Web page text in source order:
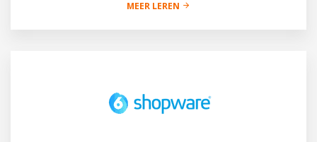
MEER LEREN